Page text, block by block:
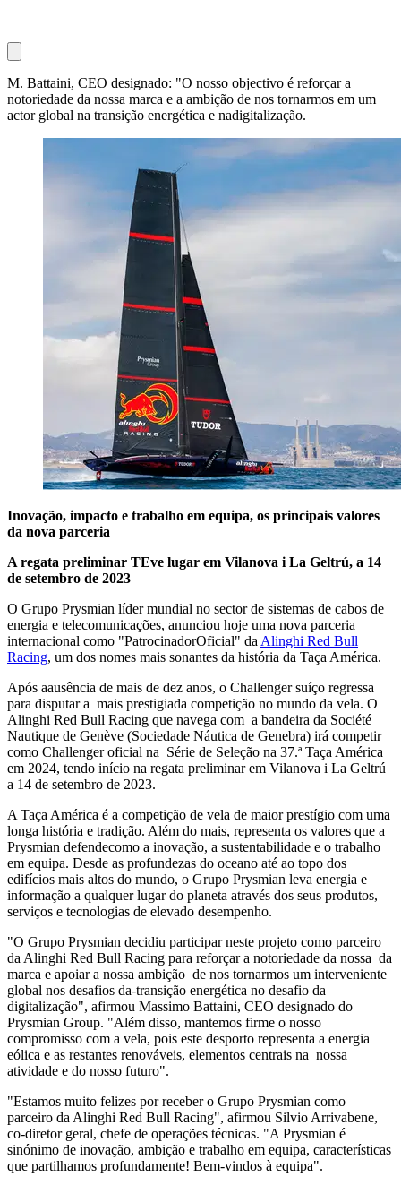
M. Battaini, CEO designado: "O nosso objectivo é reforçar a
notoriedade da nossa marca e a ambição de nos tornarmos em um
actor global na transição energética e nadigitalização.
Inovação, impacto e trabalho em equipa, os principais valores
da nova parceria
A regata preliminar TEve lugar em Vilanova i La Geltrú, a 14
de setembro de 2023
O Grupo Prysmian líder mundial no sector de sistemas de cabos de
energia e telecomunicações, anunciou hoje uma nova parceria
internacional como "PatrocinadorOficial" da Alinghi Red Bull
Racing, um dos nomes mais sonantes da história da Taça América.
Após aausência de mais de dez anos, o Challenger suíço regressa
para disputar a mais prestigiada competição no mundo da vela. O
Alinghi Red Bull Racing que navega com a bandeira da Société
Nautique de Genève (Sociedade Náutica de Genebra) irá competir
como Challenger oficial na Série de Seleção na 37.ª Taça América
em 2024, tendo início na regata preliminar em Vilanova i La Geltrú
a 14 de setembro de 2023.
A Taça América é a competição de vela de maior prestígio com uma
longa história e tradição. Além do mais, representa os valores que a
Prysmian defendecomo a inovação, a sustentabilidade e o trabalho
em equipa. Desde as profundezas do oceano até ao topo dos
edifícios mais altos do mundo, o Grupo Prysmian leva energia e
informação a qualquer lugar do planeta através dos seus produtos,
serviços e tecnologias de elevado desempenho.
"O Grupo Prysmian decidiu participar neste projeto como parceiro
da Alinghi Red Bull Racing para reforçar a notoriedade da nossa da
marca e apoiar a nossa ambição de nos tornarmos um interveniente
global nos desafios da-transição energética no desafio da
digitalização", afirmou Massimo Battaini, CEO designado do
Prysmian Group. "Além disso, mantemos firme o nosso
compromisso com a vela, pois este desporto representa a energia
eólica e as restantes renováveis, elementos centrais na nossa
atividade e do nosso futuro".
"Estamos muito felizes por receber o Grupo Prysmian como
parceiro da Alinghi Red Bull Racing", afirmou Silvio Arrivabene,
co-diretor geral, chefe de operações técnicas. "A Prysmian é
sinónimo de inovação, ambição e trabalho em equipa, características
que partilhamos profundamente! Bem-vindos à equipa".